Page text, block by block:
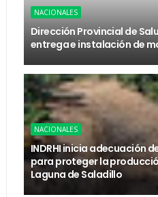
NACIONALES
Dirección Provincial de
entrega e instalación de
NACIONALES
INDRHI inicia adecuación
para proteger la
Laguna de Saladillo